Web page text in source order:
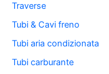
Traverse
Tubi & Cavi freno
Tubi aria condizionata
Tubi carburante